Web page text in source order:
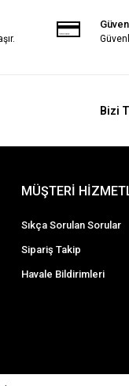
Bizi
MÜŞTERİ
Sıkça Sorulan Sorular
Sipariş Takip
Havale Bildirimleri